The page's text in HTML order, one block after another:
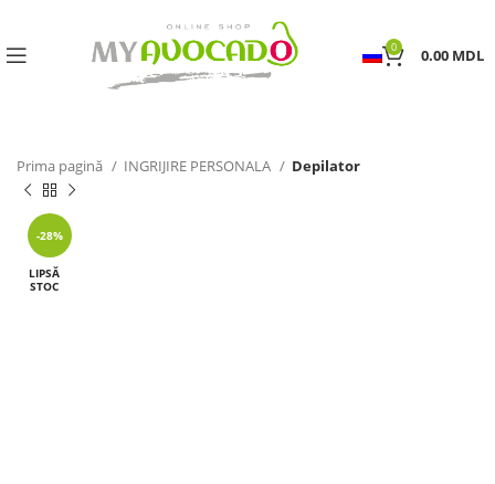
0 0.00 MDL
Prima pagină INGRIJIRE PERSONALA Depilator
-28%
LIPSĂ
STOC